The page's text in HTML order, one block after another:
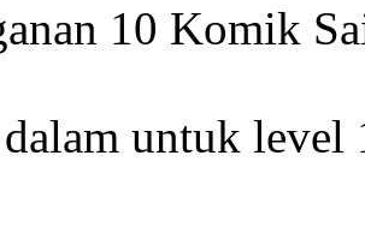
10 Komik
untuk level